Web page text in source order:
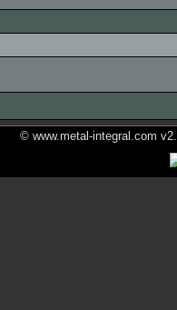
© www.metal-integral.com